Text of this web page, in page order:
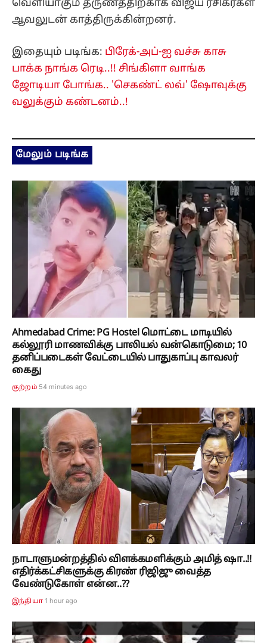
வெளியாகும் தருணத்திற்காக விஜய் ரசிகர்கள்
ஆவலுடன் காத்திருக்கின்றனர்.
இதையும் படிங்க: பிரேக்-அப்-ஐ வச்சு காசு
பாக்க நாங்க ரெடி..!! சிங்கிளா வாங்க
ஜோடியா போங்க.. 'செகண்ட் லவ்' ஷோவுக்கு
வலுக்கும் கண்டனம்..!
மேலும் படிங்க
Ahmedabad Crime: PG Hostel மொட்டை மாடியில்
கல்லூரி மாணவிக்கு பாலியல் வன்கொடுமை; 10
தனிப்படைகள் வேட்டையில் பாதுகாப்பு காவலர்
கைது
குற்றம் 54 minutes ago
நாடாளுமன்றத்தில் விளக்கமளிக்கும் அமித் ஷா..!!
எதிர்க்கட்சிகளுக்கு கிரண் ரிஜிஜு வைத்த
வேண்டுகோள் என்ன..??
இந்தியா 1 hour ago